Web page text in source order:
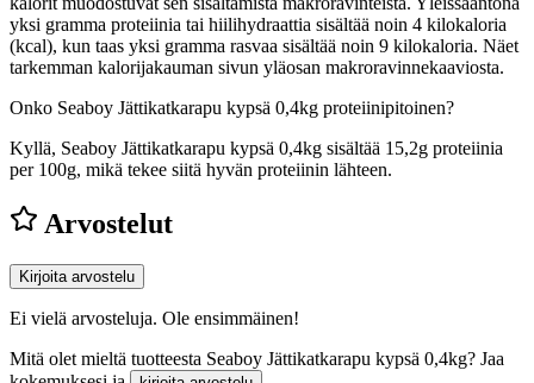
yksi gramma proteiinia tai hiilihydraattia sisältää noin 4 kilokaloria
(kcal), kun taas yksi gramma rasvaa sisältää noin 9 kilokaloria. Näet
tarkemman kalorijakauman sivun yläosan makroravinnekaaviosta.
Onko Seaboy Jättikatkarapu kypsä 0,4kg proteiinipitoinen?
Kyllä, Seaboy Jättikatkarapu kypsä 0,4kg sisältää 15,2g proteiinia
per 100g, mikä tekee siitä hyvän proteiinin lähteen.
Arvostelut
Kirjoita arvostelu
Ei vielä arvosteluja. Ole ensimmäinen!
Mitä olet mieltä tuotteesta Seaboy Jättikatkarapu kypsä 0,4kg? Jaa